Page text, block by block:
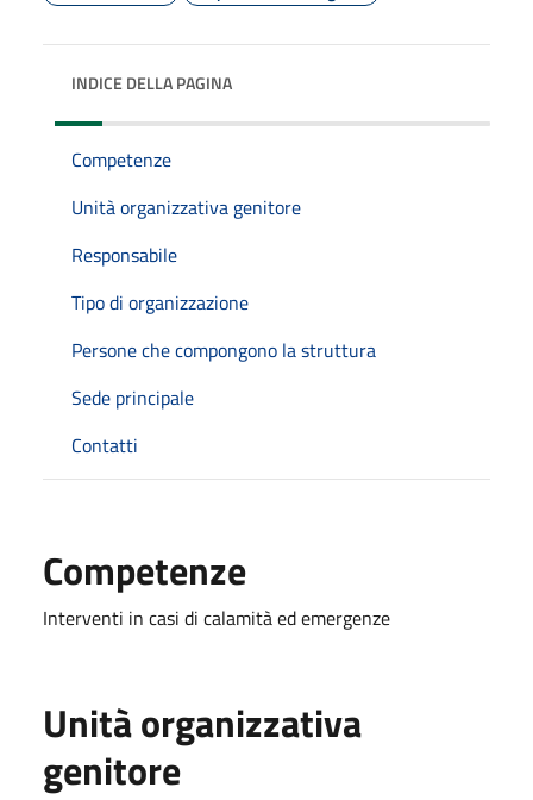
INDICE DELLA PAGINA
Competenze
Unità organizzativa genitore
Responsabile
Tipo di organizzazione
Persone che compongono la struttura
Sede principale
Contatti
Competenze
Interventi in casi di calamità ed emergenze
Unità organizzativa
genitore